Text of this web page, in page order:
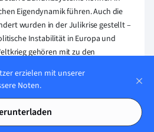
Eigendynamik führen. Auch die
wurden in der Julikrise gestellt –
Instabilität in Europa und
gehören mit zu den
von Sarajevo?
ungarischen Thronfolger
1914 in Sarajevo nutzte Österreich-
erzielen mit unserer
Noten.